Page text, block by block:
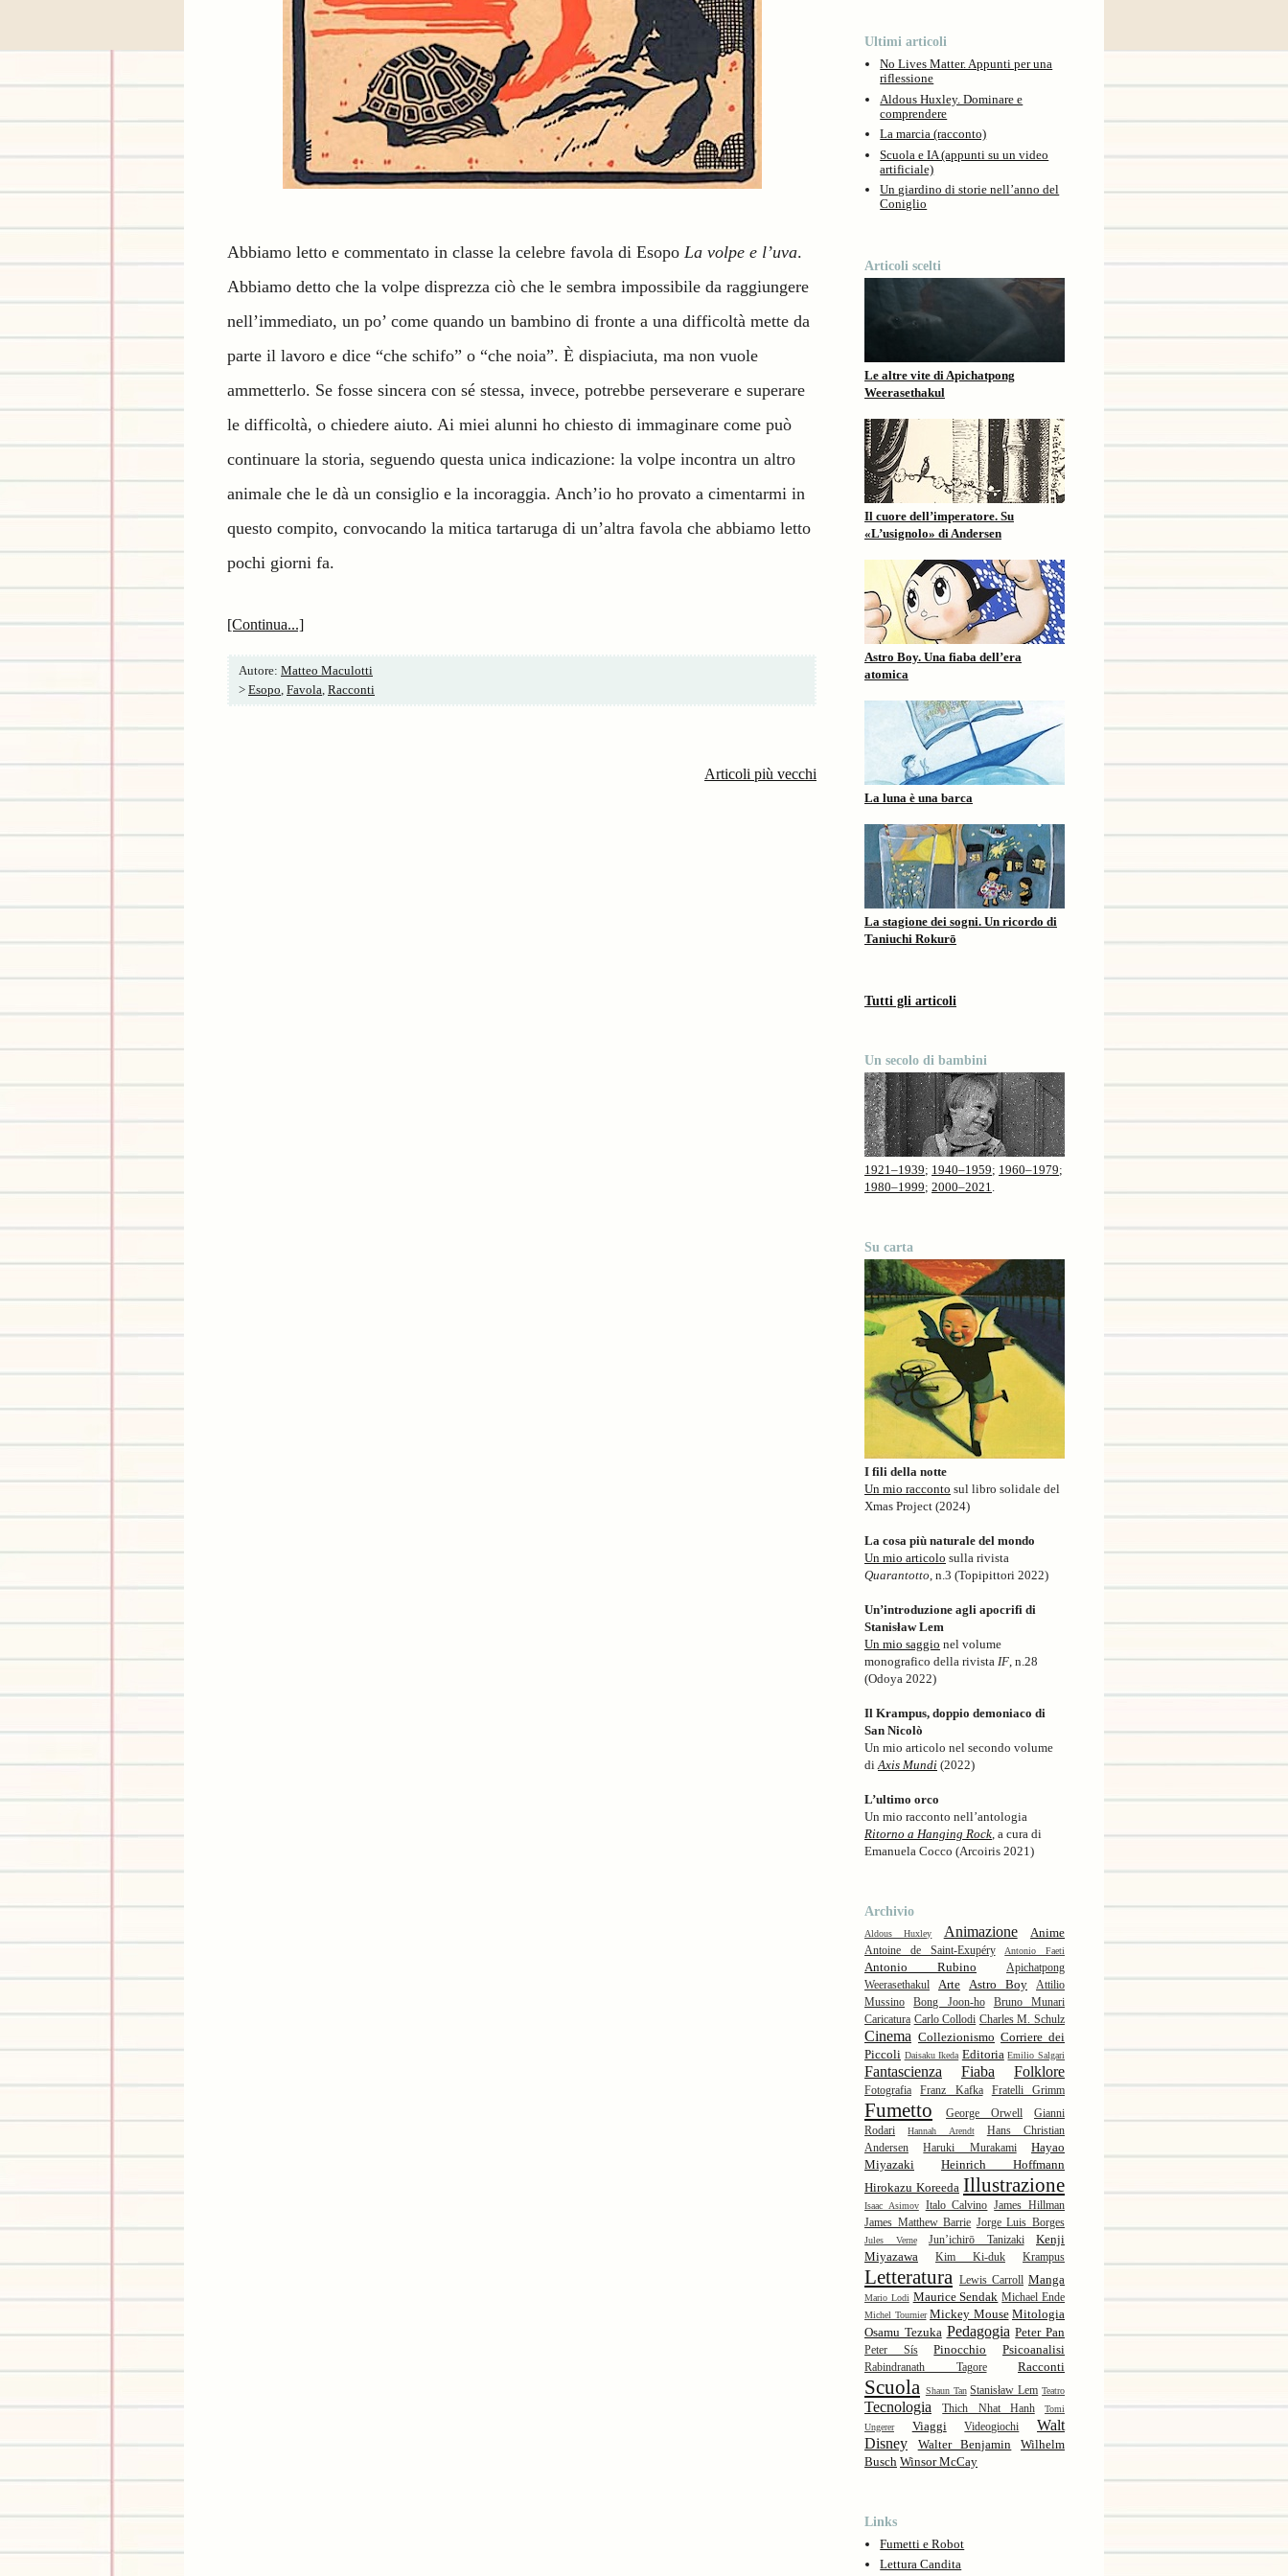
Abbiamo letto e commentato in classe la celebre favola di Esopo La volpe e l’uva.
Abbiamo detto che la volpe disprezza ciò che le sembra impossibile da raggiungere
nell’immediato, un po’ come quando un bambino di fronte a una difficoltà mette da
parte il lavoro e dice “che schifo” o “che noia”. È dispiaciuta, ma non vuole
ammetterlo. Se fosse sincera con sé stessa, invece, potrebbe perseverare e superare
le difficoltà, o chiedere aiuto. Ai miei alunni ho chiesto di immaginare come può
continuare la storia, seguendo questa unica indicazione: la volpe incontra un altro
animale che le dà un consiglio e la incoraggia. Anch’io ho provato a cimentarmi in
questo compito, convocando la mitica tartaruga di un’altra favola che abbiamo letto
pochi giorni fa.
[Continua...]
Autore: Matteo Maculotti
> Esopo, Favola, Racconti
Articoli più vecchi
Ultimi articoli
No Lives Matter. Appunti per una
riflessione
Aldous Huxley. Dominare e
comprendere
La marcia (racconto)
Scuola e IA (appunti su un video
artificiale)
Un giardino di storie nell’anno del
Coniglio
Articoli scelti
Le altre vite di Apichatpong
Weerasethakul
Il cuore dell’imperatore. Su
«L’usignolo» di Andersen
Astro Boy. Una fiaba dell’era
atomica
La luna è una barca
La stagione dei sogni. Un ricordo di
Taniuchi Rokurō
Tutti gli articoli
Un secolo di bambini
1921–1939; 1940–1959; 1960–1979;
1980–1999; 2000–2021
Su carta
I fili della notte
Un mio racconto sul libro solidale del
Xmas Project (2024)
La cosa più naturale del mondo
Un mio articolo sulla rivista
Quarantotto , n.3 (Topipittori 2022)
Un’introduzione agli apocrifi di
Stanisław Lem
Un mio saggio nel volume
monografico della rivista IF , n.28
(Odoya 2022)
Il Krampus, doppio demoniaco di
San Nicolò
Un mio articolo nel secondo volume
di Axis Mundi (2022)
L’ultimo orco
Un mio racconto nell’antologia
Ritorno a Hanging Rock , a cura di
Emanuela Cocco (Arcoiris 2021)
Archivio
Aldous Huxley Animazione Anime
Antoine de Saint-Exupéry Antonio Faeti
Antonio Rubino
Apichatpong
Weerasethakul
Arte Astro Boy
Attilio
Mussino
Bong Joon-ho
Bruno Munari
Caricatura Carlo Collodi Charles M. Schulz
Cinema Collezionismo Corriere dei
Piccoli Daisaku Ikeda Editoria Emilio Salgari
Fantascienza Fiaba Folklore
Fotografia Franz Kafka Fratelli Grimm
Fumetto George Orwell
Gianni
Rodari
Hannah Arendt
Hans Christian
Andersen
Haruki Murakami
Hayao
Miyazaki
Heinrich Hoffmann
Hirokazu Koreeda Illustrazione
Isaac Asimov Italo Calvino James Hillman
James Matthew Barrie Jorge Luis Borges
Jules Verne Jun’ichirō Tanizaki
Kenji
Miyazawa
Kim Ki-duk Krampus
Letteratura Lewis Carroll Manga
Mario Lodi Maurice Sendak Michael Ende
Michel Tournier Mickey Mouse Mitologia
Osamu Tezuka Pedagogia Peter Pan
Peter Sís Pinocchio Psicoanalisi
Rabindranath Tagore Racconti
Scuola Shaun Tan Stanisław Lem Teatro
Tecnologia Thich Nhat Hanh
Tomi
Ungerer
Viaggi Videogiochi
Walt
Disney
Walter Benjamin
Wilhelm
Busch Winsor McCay
Links
Fumetti e Robot
Lettura Candita